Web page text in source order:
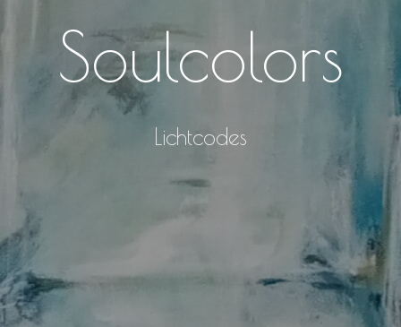
Soulcolors
Lichtcodes